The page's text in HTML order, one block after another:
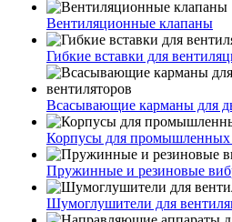
Вентиляционные клапаны
Гибкие вставки для
Всасывающие карманы для
Корпусы для промышленных
Пружинные и резиновые
Шумоглушители для